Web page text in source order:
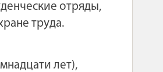
отряды,
труда.
лет),